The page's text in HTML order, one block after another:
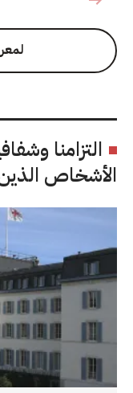
التزامنا
الأشخاص